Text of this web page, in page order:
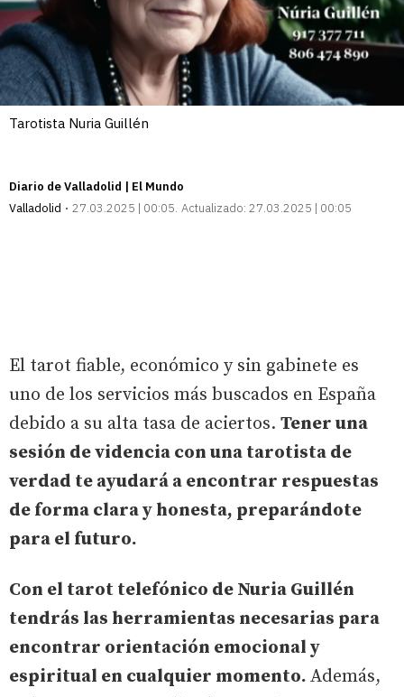
Tarotista Nuria Guillén
Diario de Valladolid | El Mundo
Valladolid
27.03.2025 | 00:05 Actualizado: 27.03.2025 | 00:05
El tarot fiable, económico y sin gabinete es
uno de los servicios más buscados en España
debido a su alta tasa de aciertos. Tener una
sesión de videncia con una tarotista de
verdad te ayudará a encontrar respuestas
de forma clara y honesta, preparándote
para el futuro.
Con el tarot telefónico de Nuria Guillén
tendrás las herramientas necesarias para
encontrar orientación emocional y
espiritual en cualquier momento. Además,